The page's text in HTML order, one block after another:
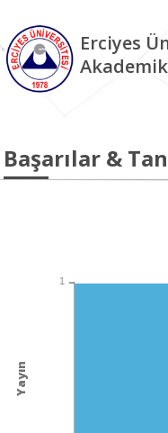
Erciyes
Başarılar &
1
Yayın